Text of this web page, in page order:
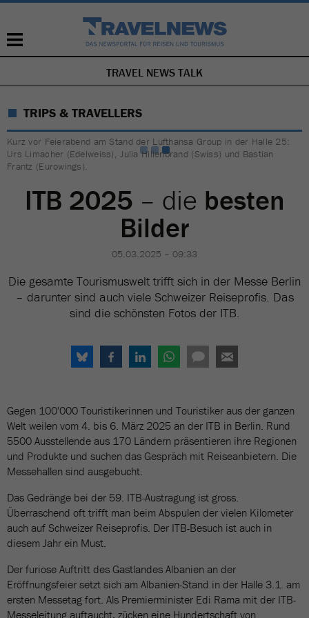
NAVIGATION
ÜBERSPRINGEN
TRAVEL NEWS TALK
TRIPS & TRAVELLERS
Kurz vor Feierabend am Stand der Lufthansa Group in der Halle 25:
Urs Limacher (Edelweiss), Julia Hillenbrand (Swiss) und Bastian
Frantz (Eurowings).
ITB 2025– die besten
Bilder
05.03.2025 – 09:33
Die gesamte Tourismuswelt trifft sich in der Messe Berlin
– darunter sind auch viele Schweizer Reiseprofis. Das
sind die schönsten Fotos der ITB.
Gegen 100'000 Touristikerinnen und Touristiker aus der ganzen
Welt weilen vom 4. bis 6. März 2025 an der ITB in Berlin. Rund
5500 Ausstellende aus 170 Ländern präsentieren ihre Regionen
und Produkte und suchen das Gespräch mit Reiseanbietern. Die
Messehallen sind ausgebucht.
Das Gedränge bei der 59. ITB-Austragung ist gross.
Überraschend oft trifft man beim Abspulen der vielen Kilometer
auch auf Schweizer Reiseprofis. Der ITB-Besuch ist auch in
diesem Jahr ein Must.
Der furiose Auftritt des Gastlandes Albanien an der
Eröffnungsfeier setzt sich am Albanien-Stand in der Halle 3.1. am
ersten Messetag fort. Als Premierminister Edi Rama mit der ITB-
Messeleitung auftaucht, zücken eine Hundertschaft von